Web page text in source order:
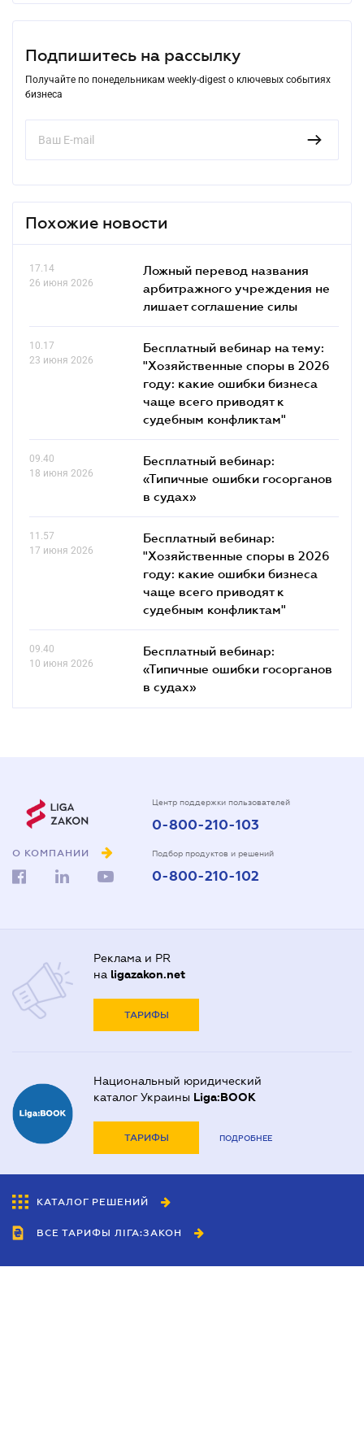
Подпишитесь на рассылку
Получайте по понедельникам weekly-digest о ключевых событиях
бизнеса
Похожие новости
17.14
26 июня 2026
Ложный перевод названия
арбитражного учреждения не
лишает соглашение силы
10.17
23 июня 2026
Бесплатный вебинар на тему:
"Хозяйственные споры в 2026
году: какие ошибки бизнеса
чаще всего приводят к
судебным конфликтам"
09.40
18 июня 2026
Бесплатный вебинар:
«Типичные ошибки госорганов
в судах»
11.57
17 июня 2026
Бесплатный вебинар:
"Хозяйственные споры в 2026
году: какие ошибки бизнеса
чаще всего приводят к
судебным конфликтам"
09.40
10 июня 2026
Бесплатный вебинар:
«Типичные ошибки госорганов
в судах»
О КОМПАНИИ
Центр поддержки пользователей
0-800-210-103
Подбор продуктов и решений
0-800-210-102
Реклама и PR
на ligazakon.net
ТАРИФЫ
Национальный юридический
каталог Украины Liga:BOOK
ТАРИФЫ ПОДРОБНЕЕ
КАТАЛОГ РЕШЕНИЙ
ВСЕ ТАРИФЫ ЛІГА:ЗАКОН